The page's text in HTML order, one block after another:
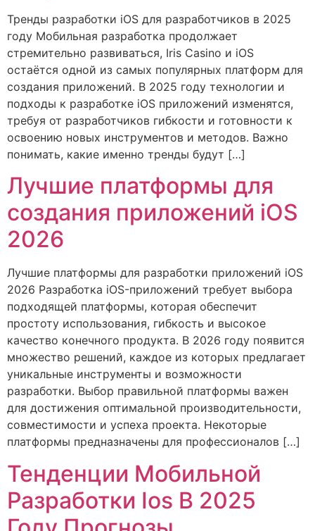
Тренды разработки iOS для разработчиков в 2025
году Мобильная разработка продолжает
стремительно развиваться, Iris Casino и iOS
остаётся одной из самых популярных платформ для
создания приложений. В 2025 году технологии и
подходы к разработке iOS приложений изменятся,
требуя от разработчиков гибкости и готовности к
освоению новых инструментов и методов. Важно
понимать, какие именно тренды будут […]
Лучшие платформы для
создания приложений iOS
2026
Лучшие платформы для разработки приложений iOS
2026 Разработка iOS-приложений требует выбора
подходящей платформы, которая обеспечит
простоту использования, гибкость и высокое
качество конечного продукта. В 2026 году появится
множество решений, каждое из которых предлагает
уникальные инструменты и возможности
разработки. Выбор правильной платформы важен
для достижения оптимальной производительности,
совместимости и успеха проекта. Некоторые
платформы предназначены для профессионалов […]
Тенденции Мобильной
Разработки Ios В 2025